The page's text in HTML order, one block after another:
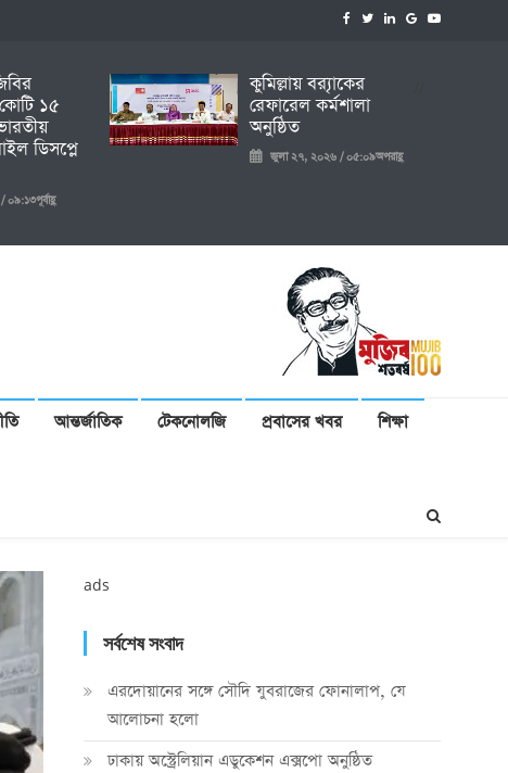
১৫
ডিসপ্লে
কুমিল্লায় ব্র‍্যাকের
রেফারেল কর্মশালা
অনুষ্ঠিত
জুলা ২৭, ২০২৬ / ০৫:০৯অপরাহ্ণ
আন্তর্জাতিক টেকনোলজি প্রবাসের খবর শিক্ষা
ads
সর্বশেষ সংবাদ
এরদোয়ানের সঙ্গে সৌদি যুবরাজের ফোনালাপ, যে
আলোচনা হলো
ঢাকায় অস্ট্রেলিয়ান এডুকেশন এক্সপো অনুষ্ঠিত